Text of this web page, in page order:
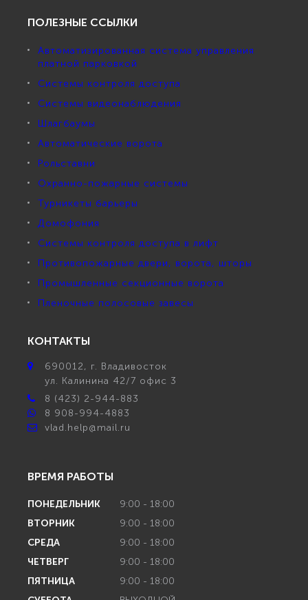
ПОЛЕЗНЫЕ ССЫЛКИ
Автоматизированная система управления
платной парковкой
Системы контроля доступа
Системы видеонаблюдения
Шлагбаумы
Автоматические ворота
Рольставни
Охранно-пожарные системы
Турникеты барьеры
Домофония
Системы контроля доступа в лифт
Противопожарные двери, ворота, шторы
Промышленные секционные ворота
Пленочные полосовые завесы
КОНТАКТЫ
690012, г. Владивосток
ул. Калинина 42/7 офис 3
8 (423) 2-944-883
8 908-994-4883
vlad.help@mail.ru
ВРЕМЯ РАБОТЫ
ПОНЕДЕЛЬНИК
9:00 - 18:00
ВТОРНИК
9:00 - 18:00
СРЕДА
9:00 - 18:00
ЧЕТВЕРГ
9:00 - 18:00
ПЯТНИЦА
9:00 - 18:00